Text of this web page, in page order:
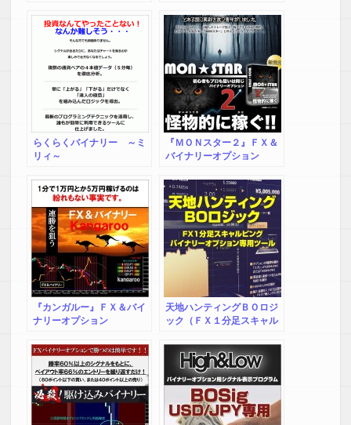
らくらくバイナリー ～ミ
リィ～
『ＭＯＮスター２』ＦＸ＆
バイナリーオプション
『カンガルー』ＦＸ＆バイ
ナリーオプション
天地ハンティングＢＯロジ
ック（ＦＸ１分足スキャル
ョン専用ツール）